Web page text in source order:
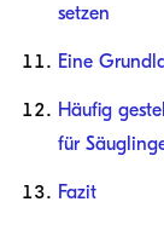
setzen
Eine
Häufig
für
Fazit